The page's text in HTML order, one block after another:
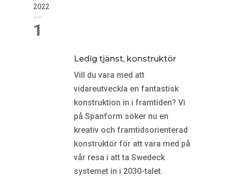
2022
1
Ledig tjänst, konstruktör
Vill du vara med att
vidareutveckla en fantastisk
konstruktion in i framtiden? Vi
på Spanform söker nu en
kreativ och framtidsorienterad
konstruktör för att vara med på
vår resa i att ta Swedeck
systemet in i 2030-talet.